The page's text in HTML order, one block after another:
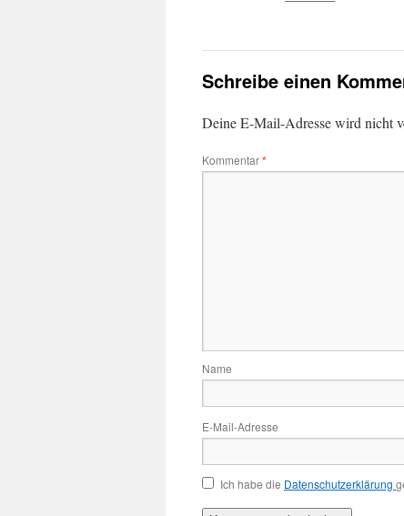
Schreibe einen
Deine E-Mail-Adresse wird nicht
Kommentar*
Name
E-Mail-Adresse
Ich habe die Datenschutzerklärung